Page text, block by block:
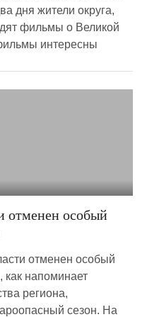
дня жители округа,
фильмы о Великой
интересны
отменен особый
отменен особый
напоминает
региона,
сезон. На